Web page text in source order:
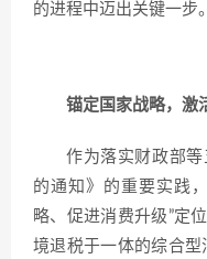
的进程中迈出关键一步。
锚定国家战略，激
作为落实财政部
的通知》的重要实践
略、促进消费升级”定
境退税于一体的综合型